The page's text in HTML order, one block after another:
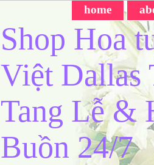
home
Shop Hoa
Việt Dallas
Tang Lễ &
Buồn 24/7